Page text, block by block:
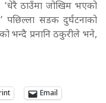
‘धेरै ठाउँमा जोखिम भएको
पछिल्ला सडक दुर्घटनाको
भन्दै प्रनानि ठकुरीले भने,
Email